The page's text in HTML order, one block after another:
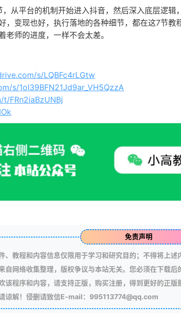
从平台的机制开始进入抖音，然后深入底层逻
，变现也好，执行落地的各种细节，都在这7节
老师的进度，一样不会太差。
s/LQBFc4rLGtw
s/1oI39BFN21Jd9ar_VH5QzzA
FRn2iaBzUNBj
免责声明
、教程和内容信息仅限用于学习和研究目的；不得将上
自网络收集整理，版权争议与本站无关。您必须在下载
该程序和内容，请支持正版，购买注册，得到更好的正
谅解！侵删请致信E-mail：995113774@qq.com